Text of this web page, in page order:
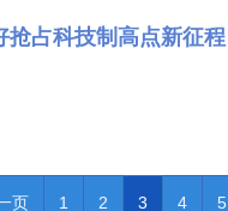
抢占科技制高点新征程
页 1 2 3 4 5